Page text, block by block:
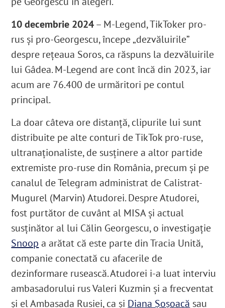
10 decembrie 2024– M-Legend, TikToker pro-
rus și pro-Georgescu, începe „dezvăluirile”
despre rețeaua Soros, ca răspuns la dezvăluirile
lui Gâdea. M-Legend are cont încă din 2023, iar
acum are 76.400 de urmăritori pe contul
principal.
La doar câteva ore distanță, clipurile lui sunt
distribuite pe alte conturi de TikTok pro-ruse,
ultranaționaliste, de susținere a altor partide
extremiste pro-ruse din România, precum și pe
canalul de Telegram administrat de Calistrat-
Mugurel (Marvin) Atudorei.Despre Atudorei,
fost purtător de cuvânt al MISA și actual
susținător al lui Călin Georgescu, o investigație
Snoop a arătat că este parte din Tracia Unită,
companie conectată cu afacerile de
dezinformare rusească. Atudorei i-a luat interviu
ambasadorului rus Valeri Kuzmin și a frecventat
și el Ambasada Rusiei, ca și Diana Șoșoacă sau